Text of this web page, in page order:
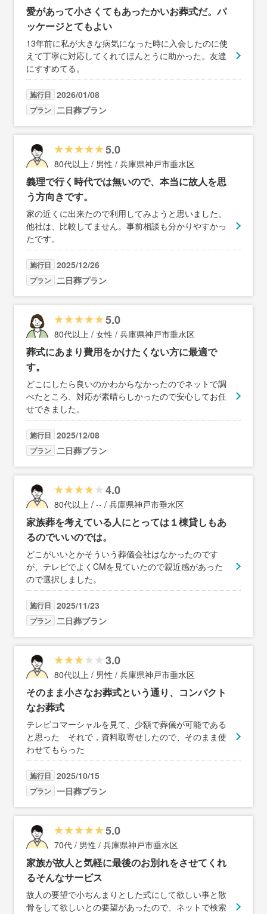
愛があって小さくてもあったかいお葬式だ。パ
ッケージとてもよい
13年前に私が大きな病気になった時に入会したのに使
えて丁寧に対応してくれてほんとうに助かった。友達
にすすめてる。
施行日 2026/01/08
プラン 二日葬プラン
5.0
80代以上 / 男性 / 兵庫県神戸市垂水区
義理で行く時代では無いので、本当に故人を思
う方向きです。
家の近くに出来たので利用してみようと思いました。
他社は、比較してません。事前相談も分かりやすかっ
たです。
施行日 2025/12/26
プラン 二日葬プラン
5.0
80代以上 / 女性 / 兵庫県神戸市垂水区
葬式にあまり費用をかけたくない方に最適で
す。
どこにしたら良いのかわからなかったのでネットで調
べたところ、対応が素晴らしかったので安心してお任
せできました。
施行日 2025/12/08
プラン 二日葬プラン
4.0
80代以上 / -- / 兵庫県神戸市垂水区
家族葬を考えている人にとっては１棟貸しもあ
るのでいいのでは。
どこがいいとかそういう葬儀会社はなかったのです
が、テレビでよくCMを見ていたので親近感があった
ので選択しました。
施行日 2025/11/23
プラン 二日葬プラン
3.0
80代以上 / 男性 / 兵庫県神戸市垂水区
そのまま小さなお葬式という通り、コンパクト
なお葬式
テレビコマーシャルを見て、少額で葬儀が可能である
と思った それで，資料取寄せしたので、そのまま使
わせてもらった
施行日 2025/10/15
プラン 一日葬プラン
5.0
70代 / 男性 / 兵庫県神戸市垂水区
家族が故人と気軽に最後のお別れをさせてくれ
るそんなサービス
故人の要望で小ぢんまりとした式にして欲しい事と散
骨をして欲しいとの要望があったので、ネットで検索